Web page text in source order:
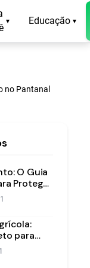
▾ Educação ▾
no Pantanal
O Guia
Proteger
a
para
de